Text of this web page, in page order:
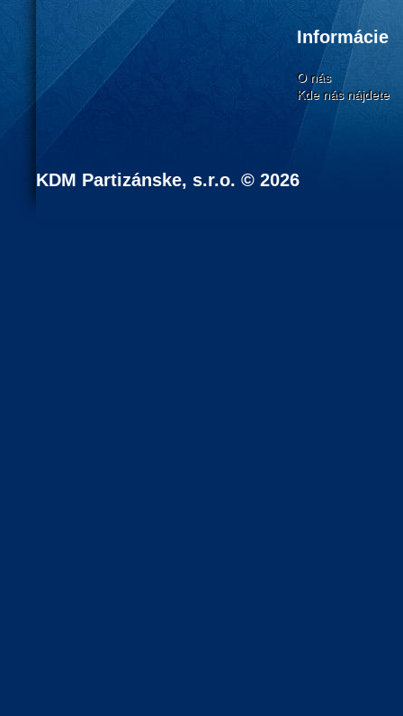
Informácie
O nás
Kde nás nájdete
KDM Partizánske, s.r.o. © 2026